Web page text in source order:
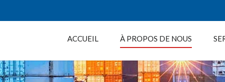
ACCUEIL À PROPOS DE NOUS